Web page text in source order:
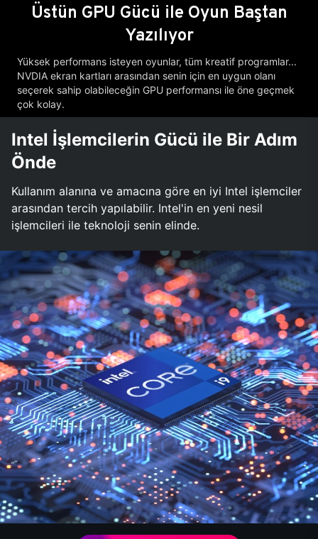
Üstün GPU Gücü ile Oyun Baştan
Yazılıyor
Yüksek performans isteyen oyunlar, tüm kreatif programlar...
NVDIA ekran kartları arasından senin için en uygun olanı
seçerek sahip olabileceğin GPU performansı ile öne geçmek
çok kolay.
Intel İşlemcilerin Gücü ile Bir Adım
Önde
Kullanım alanına ve amacına göre en iyi Intel işlemciler
arasından tercih yapılabilir. Intel'in en yeni nesil
işlemcileri ile teknoloji senin elinde.